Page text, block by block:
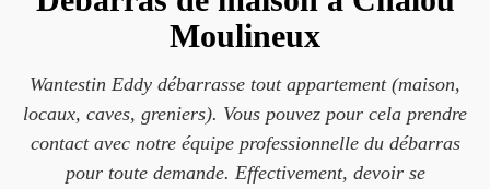
Moulineux
Wantestin Eddy débarrasse tout appartement (maison,
locaux, caves, greniers). Vous pouvez pour cela prendre
contact avec notre équipe professionnelle du débarras
pour toute demande. Effectivement, devoir se